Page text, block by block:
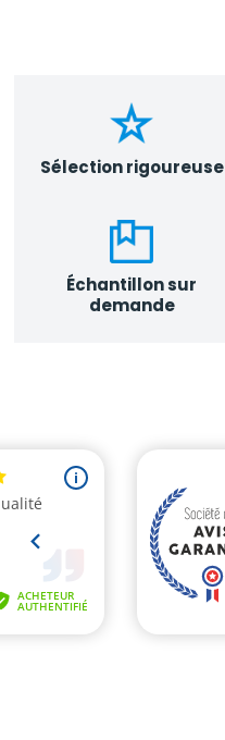
Sélection rigoureuse
Échantillon sur
demande